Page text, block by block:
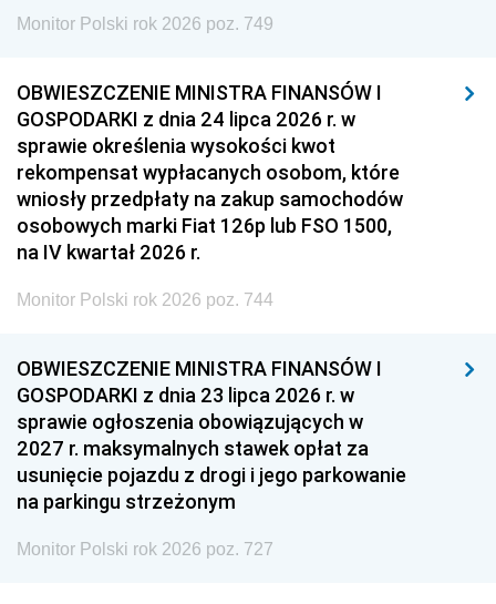
Monitor Polski rok 2026 poz. 749
OBWIESZCZENIE MINISTRA FINANSÓW I
GOSPODARKI z dnia 24 lipca 2026 r. w
sprawie określenia wysokości kwot
rekompensat wypłacanych osobom, które
wniosły przedpłaty na zakup samochodów
osobowych marki Fiat 126p lub FSO 1500,
na IV kwartał 2026 r.
Monitor Polski rok 2026 poz. 744
OBWIESZCZENIE MINISTRA FINANSÓW I
GOSPODARKI z dnia 23 lipca 2026 r. w
sprawie ogłoszenia obowiązujących w
2027 r. maksymalnych stawek opłat za
usunięcie pojazdu z drogi i jego parkowanie
na parkingu strzeżonym
Monitor Polski rok 2026 poz. 727